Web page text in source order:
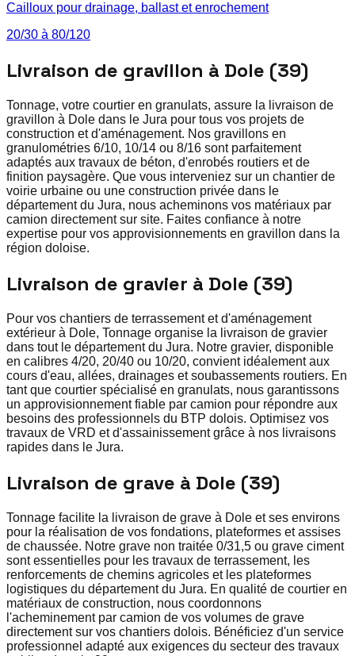
Cailloux pour drainage, ballast et enrochement
20/30 à 80/120
Livraison de gravillon à Dole (39)
Tonnage, votre courtier en granulats, assure la livraison de
gravillon à Dole dans le Jura pour tous vos projets de
construction et d'aménagement. Nos gravillons en
granulométries 6/10, 10/14 ou 8/16 sont parfaitement
adaptés aux travaux de béton, d'enrobés routiers et de
finition paysagère. Que vous interveniez sur un chantier de
voirie urbaine ou une construction privée dans le
département du Jura, nous acheminons vos matériaux par
camion directement sur site. Faites confiance à notre
expertise pour vos approvisionnements en gravillon dans la
région doloise.
Livraison de gravier à Dole (39)
Pour vos chantiers de terrassement et d'aménagement
extérieur à Dole, Tonnage organise la livraison de gravier
dans tout le département du Jura. Notre gravier, disponible
en calibres 4/20, 20/40 ou 10/20, convient idéalement aux
cours d'eau, allées, drainages et soubassements routiers. En
tant que courtier spécialisé en granulats, nous garantissons
un approvisionnement fiable par camion pour répondre aux
besoins des professionnels du BTP dolois. Optimisez vos
travaux de VRD et d'assainissement grâce à nos livraisons
rapides dans le Jura.
Livraison de grave à Dole (39)
Tonnage facilite la livraison de grave à Dole et ses environs
pour la réalisation de vos fondations, plateformes et assises
de chaussée. Notre grave non traitée 0/31,5 ou grave ciment
sont essentielles pour les travaux de terrassement, les
renforcements de chemins agricoles et les plateformes
logistiques du département du Jura. En qualité de courtier en
matériaux de construction, nous coordonnons
l'acheminement par camion de vos volumes de grave
directement sur vos chantiers dolois. Bénéficiez d'un service
professionnel adapté aux exigences du secteur des travaux